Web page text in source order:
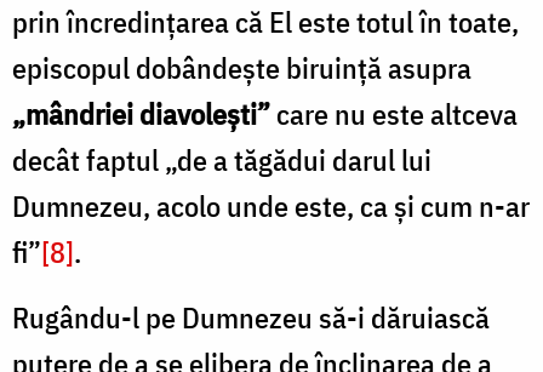
prin încredințarea că El este totul în toate,
episcopul dobândește biruință asupra
„mândriei diavolești”care nu este altceva
decât faptul „de a tăgădui darul lui
Dumnezeu, acolo unde este, ca și cum n-ar
fi”[8].
Rugându-l pe Dumnezeu să-i dăruiască
putere de a se elibera de înclinarea de a